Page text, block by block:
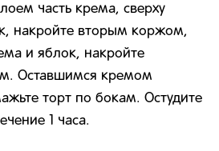
часть крема, сверху
накройте вторым коржом,
и яблок, накройте
Оставшимся кремом
торт по бокам. Остудите
1 часа.